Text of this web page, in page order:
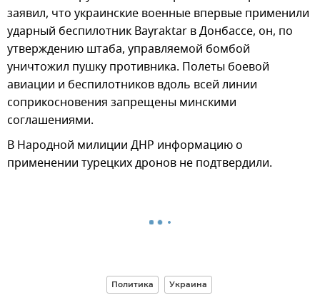
заявил, что украинские военные впервые применили
ударный беспилотник Bayraktar в Донбассе, он, по
утверждению штаба, управляемой бомбой
уничтожил пушку противника. Полеты боевой
авиации и беспилотников вдоль всей линии
соприкосновения запрещены минскими
соглашениями.
В Народной милиции ДНР информацию о
применении турецких дронов не подтвердили.
Политика Украина